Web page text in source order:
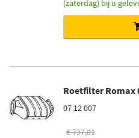
(zaterdag) bij u
Roetfilter Romax
07 12 007
€ 737,81